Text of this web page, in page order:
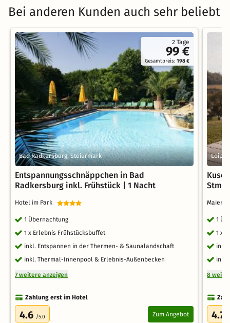
Bei anderen Kunden auch sehr beliebt
2 Tage
99 €
Gesamtpreis:198 €
Bad Radkersburg, Steiermark
Entspannungsschnäppchen in Bad
Radkersburg inkl. Frühstück | 1 Nacht
Hotel im Park
1 Übernachtung
1 x Erlebnis Frühstücksbuffet
inkl. Entspannen in der Thermen- & Saunalandschaft
inkl. Thermal-Innenpool & Erlebnis-Außenbecken
7 weitere anzeigen
Zahlung erst im Hotel
4.6 /5.0 Zum Angebot
Maiers
1
1 x
inkl.
inkl.
8
4.7